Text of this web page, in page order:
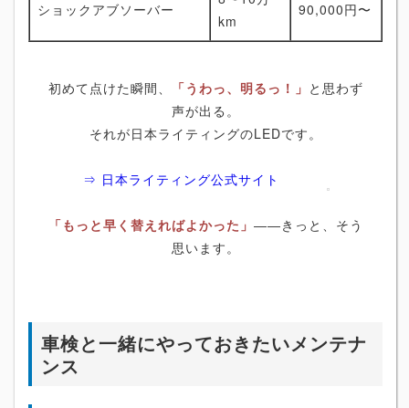
ショックアブソーバー
km
90,000円〜
初めて点けた瞬間、 「うわっ、明るっ！」 と思わず
声が出る。
それが日本ライティングのLEDです。
⇒ 日本ライティング公式サイト
「もっと早く替えればよかった」 ――きっと、そう
思います。
車検と一緒にやっておきたいメンテナ
ンス